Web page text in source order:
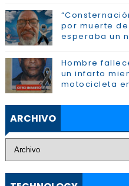
por muerte
esperaba un
Hombre
un infarto
motocicleta
ARCHIVO